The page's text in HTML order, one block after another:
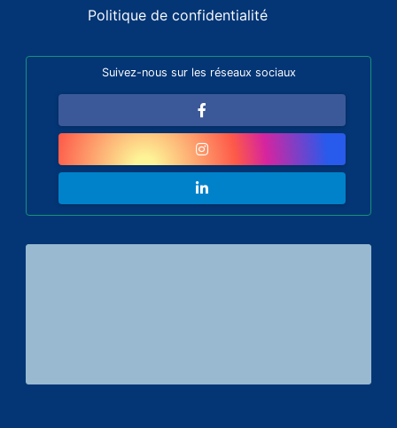
Politique de confidentialité
Suivez-nous sur les réseaux sociaux